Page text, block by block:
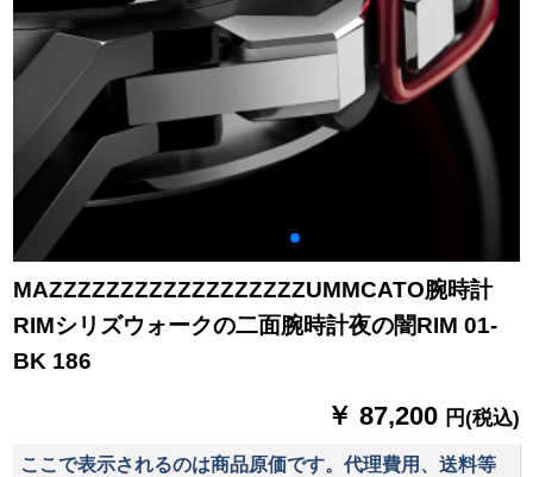
MAZZZZZZZZZZZZZZZZZZUMMCATO腕時計
RIMシリズウォークの二面腕時計夜の闇RIM 01-
BK 186
￥ 87,200 円(税込)
ここで表示されるのは商品原価です。代理費用、送料等